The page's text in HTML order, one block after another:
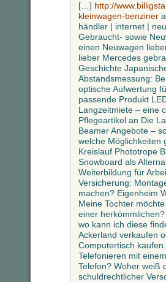
[…] http://
kleinwagen-benziner
händler | internet |
Gebraucht- sowie
einen Neuwagen
lieber Mercedes
Geschichte
Abstandsmessung:
optische Aufwertung
passende Produkt
Langzeitmiete – eine
Pflegeartikel an Die
Beamer Angebote –
welche Möglichkeiten
Kreislauf Phototrope
Snowboard als
Weiterbildung für
Versicherung:
machen? Eigenheim
Meine Tochter
einer
wo kann ich diese
Ackerland verkaufen
Computertisch
Telefonieren mit
Telefon? Woher weiß
schuldrechtlicher